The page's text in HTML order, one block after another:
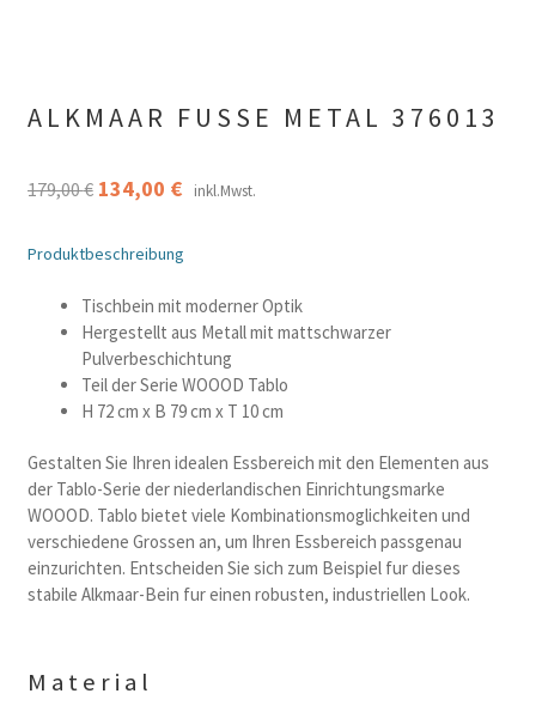
ALKMAAR FUSSE METAL 376013
179,00€ Ursprünglicher
war:
179,00 €
134,00 €Aktueller
ist:
134,00 €.
inkl.Mwst.
Produktbeschreibung
Tischbein mit moderner Optik
Hergestellt aus Metall mit mattschwarzer
Pulverbeschichtung
Teil der Serie WOOOD Tablo
H 72 cm x B 79 cm x T 10 cm
Gestalten Sie Ihren idealen Essbereich mit den Elementen aus
der Tablo-Serie der niederlandischen Einrichtungsmarke
WOOOD. Tablo bietet viele Kombinationsmoglichkeiten und
verschiedene Grossen an, um Ihren Essbereich passgenau
einzurichten. Entscheiden Sie sich zum Beispiel fur dieses
stabile Alkmaar-Bein fur einen robusten, industriellen Look.
Material